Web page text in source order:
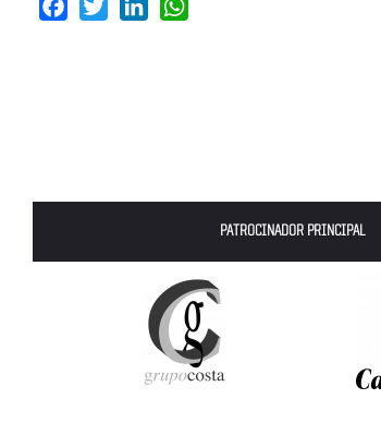
Facebook
Twitter LinkedIn
PATROCINADOR PRINCIPAL